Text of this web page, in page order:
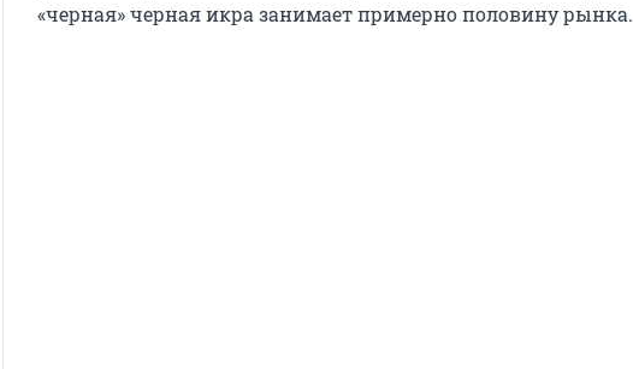
«черная» черная икра занимает примерно половину рынка.